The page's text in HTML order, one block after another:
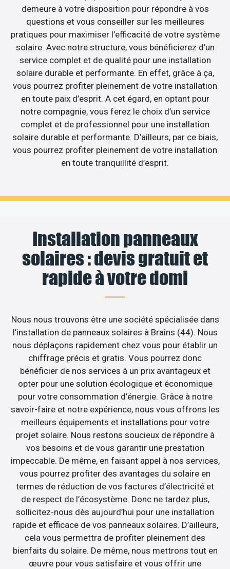
demeure à votre disposition pour répondre à vos
questions et vous conseiller sur les meilleures
pratiques pour maximiser l’efficacité de votre système
solaire. Avec notre structure, vous bénéficierez d’un
service complet et de qualité pour une installation
solaire durable et performante. En effet, grâce à ça,
vous pourrez profiter pleinement de votre installation
en toute paix d’esprit. A cet égard, en optant pour
notre compagnie, vous ferez le choix d’un service
complet et de professionnel pour une installation
solaire durable et performante. D’ailleurs, par ce biais,
vous pourrez profiter pleinement de votre installation
en toute tranquillité d’esprit.
Installation panneaux
solaires : devis gratuit et
rapide à votre domi
Nous nous trouvons être une société spécialisée dans
l’installation de panneaux solaires à Brains (44). Nous
nous déplaçons rapidement chez vous pour établir un
chiffrage précis et gratis. Vous pourrez donc
bénéficier de nos services à un prix avantageux et
opter pour une solution écologique et économique
pour votre consommation d’énergie. Grâce à notre
savoir-faire et notre expérience, nous vous offrons les
meilleurs équipements et installations pour votre
projet solaire. Nous restons soucieux de répondre à
vos besoins et de vous garantir une prestation
impeccable. De même, en faisant appel à nos services,
vous pourrez profiter des avantages du solaire en
termes de réduction de vos factures d’électricité et
de respect de l’écosystème. Donc ne tardez plus,
sollicitez-nous dès aujourd’hui pour une installation
rapide et efficace de vos panneaux solaires. D’ailleurs,
cela vous permettra de profiter pleinement des
bienfaits du solaire. De même, nous mettrons tout en
œuvre pour vous satisfaire et vous offrir une